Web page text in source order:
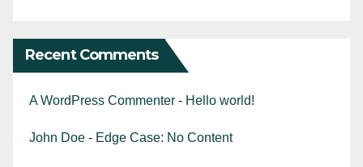
Recent Comments
A WordPress Commenter - Hello world!
John Doe - Edge Case: No Content